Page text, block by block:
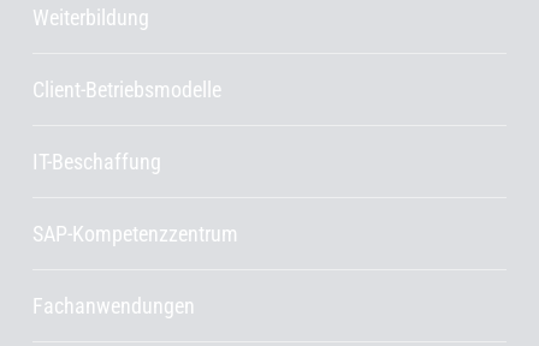
Weiterbildung
Client-Betriebsmodelle
IT-Beschaffung
SAP-Kompetenzzentrum
Fachanwendungen